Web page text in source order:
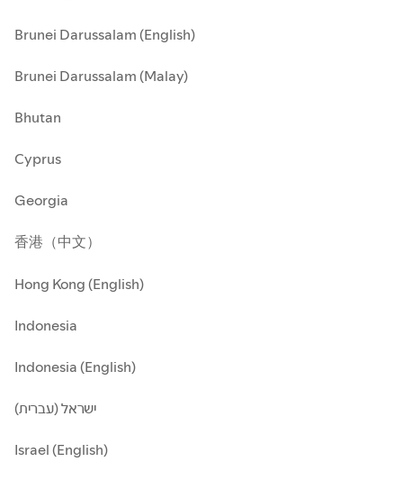
Brunei Darussalam (English)
Brunei Darussalam (Malay)
Bhutan
Cyprus
Georgia
香港（中文）
Hong Kong (English)
Indonesia
Indonesia (English)
ישראל (עברית)
Israel (English)